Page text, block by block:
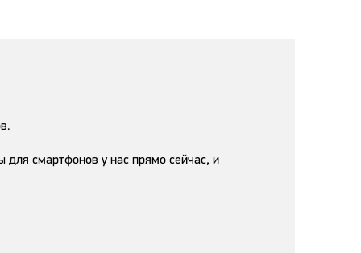
смартфонов у нас прямо сейчас, и